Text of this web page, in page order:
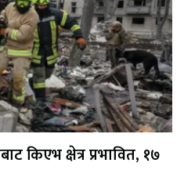
किएभ क्षेत्र प्रभावित, १७